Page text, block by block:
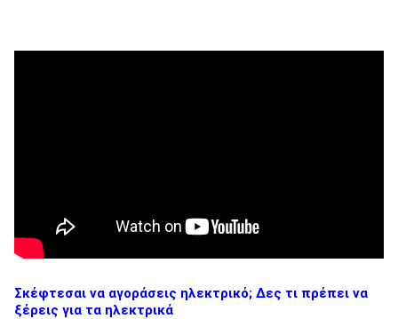
Σκέφτεσαι να αγοράσεις ηλεκτρικό; Δες τι πρέπει να
ξέρεις για τα ηλεκτρικά